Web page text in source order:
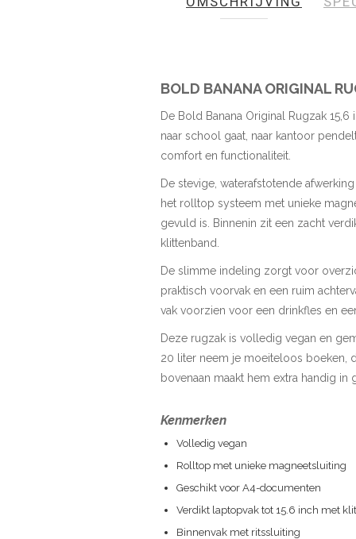
BOLD BANANA ORIGINAL
De Bold Banana Original Rugzak
naar school gaat, naar kantoor
comfort en functionaliteit.
De stevige, waterafstotende
het rolltop systeem met unieke
gevuld is. Binnenin zit een zacht
klittenband.
De slimme indeling zorgt voor
praktisch voorvak en een ruim
vak voorzien voor een drinkfles en
Deze rugzak is volledig vegan en
20 liter neem je moeiteloos boeken,
bovenaan maakt hem extra handig in
Kenmerken
Volledig vegan
Rolltop met unieke magneetsluiting
Geschikt voor A4-documenten
Verdikt laptopvak tot 15.6 inch met
Binnenvak met ritssluiting